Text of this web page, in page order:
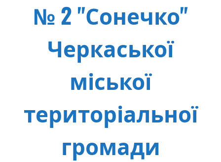
№ 2 "Сонечко"
Черкаської
міської
територіальної
громади